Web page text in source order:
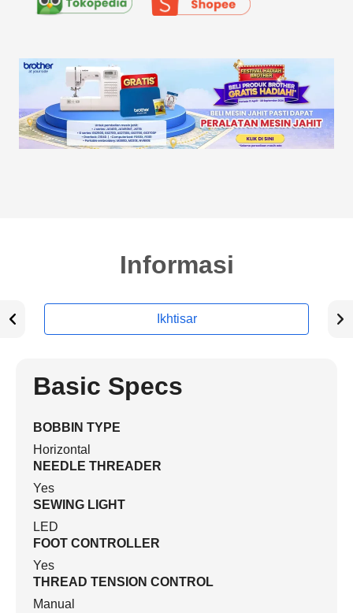
Informasi
Ikhtisar
Basic Specs
BOBBIN TYPE
Horizontal
NEEDLE THREADER
Yes
SEWING LIGHT
LED
FOOT CONTROLLER
Yes
THREAD TENSION CONTROL
Manual